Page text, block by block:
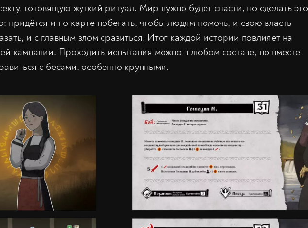
готовящую жуткий ритуал. Мир нужно будет спасти, но сделать это
придётся и по карте побегать, чтобы людям помочь, и свою власть
и с главным злом сразиться. Итог каждой истории повлияет на
кампании. Проходить испытания можно в любом составе, но вместе
с бесами, особенно крупными.